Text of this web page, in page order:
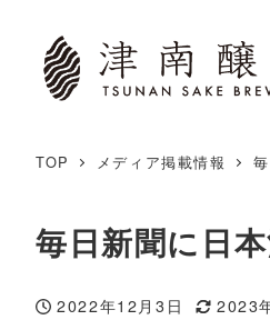
TOP メディア掲載情報
毎日新聞に日
2022年12月3日 2023